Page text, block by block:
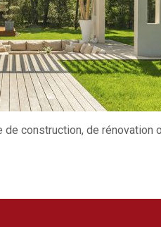
construction, de rénovation